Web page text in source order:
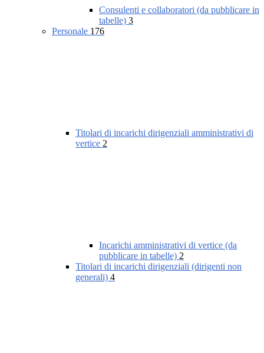
Consulenti e collaboratori (da pubblicare in
tabelle) 3
Personale 176
Titolari di incarichi dirigenziali amministrativi di
vertice 2
Incarichi amministrativi di vertice (da
pubblicare in tabelle) 2
Titolari di incarichi dirigenziali (dirigenti non
generali) 4